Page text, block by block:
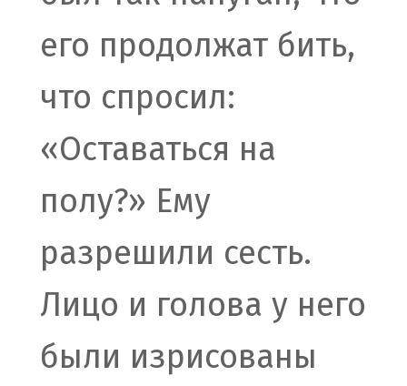
его продолжат бить,
что спросил:
«Оставаться на
полу?» Ему
разрешили сесть.
Лицо и голова у него
были изрисованы